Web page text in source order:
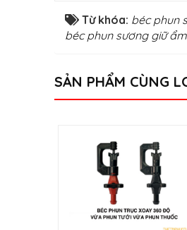
Từ khóa: béc phun
béc phun sương giữ ẩm
SẢN PHẨM CÙNG